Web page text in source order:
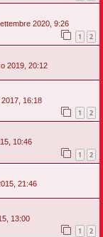
2020, 9:26
1 2
2019, 20:12
16:18
1 2
10:46
1 2
21:46
13:00
1 2